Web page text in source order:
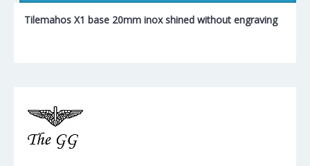
Tilemahos X1 base 20mm inox shined without engraving